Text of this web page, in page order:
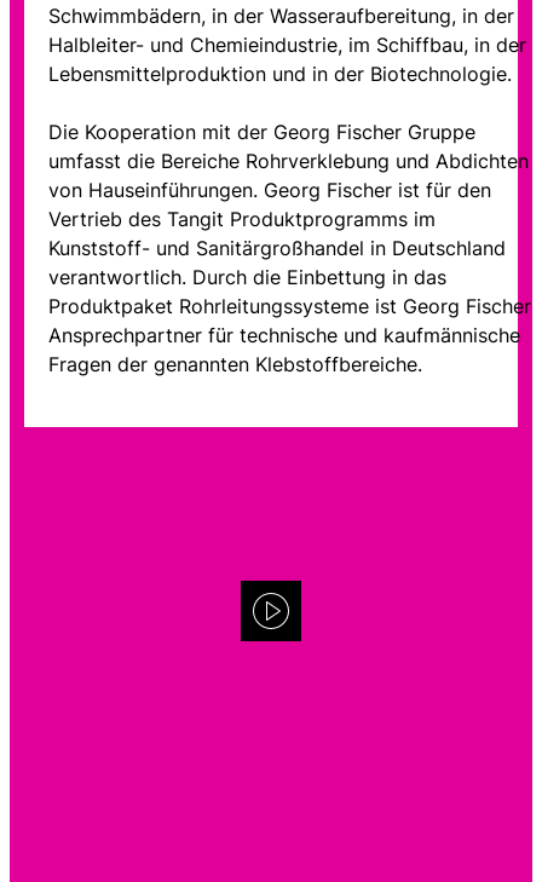
Schwimmbädern, in der Wasseraufbereitung, in der
Halbleiter- und Chemieindustrie, im Schiffbau, in der
Lebensmittelproduktion und in der Biotechnologie.
Die Kooperation mit der Georg Fischer Gruppe
umfasst die Bereiche Rohrverklebung und Abdichten
von Hauseinführungen. Georg Fischer ist für den
Vertrieb des Tangit Produktprogramms im
Kunststoff- und Sanitärgroßhandel in Deutschland
verantwortlich. Durch die Einbettung in das
Produktpaket Rohrleitungssysteme ist Georg Fischer
Ansprechpartner für technische und kaufmännische
Fragen der genannten Klebstoffbereiche.